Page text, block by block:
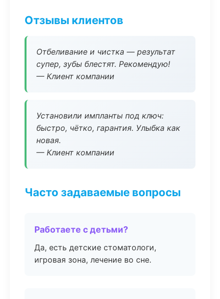
Отзывы клиентов
Отбеливание и чистка — результат
супер, зубы блестят. Рекомендую!
— Клиент компании
Установили импланты под ключ:
быстро, чётко, гарантия. Улыбка как
новая.
— Клиент компании
Часто задаваемые вопросы
Работаете с детьми?
Да, есть детские стоматологи,
игровая зона, лечение во сне.